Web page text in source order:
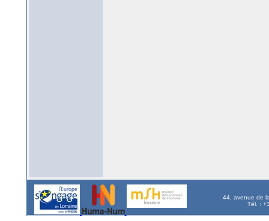
44, avenue de
Tél. :